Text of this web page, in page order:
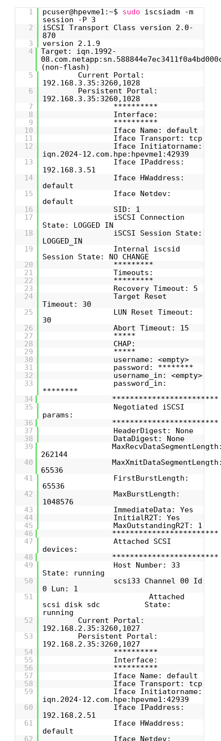
1 pcuser@hpevme1:~$ sudo
iscsiadm -m
session -P 3
2
iSCSI Transport Class version 2.0-
870
3
version 2.1.9
4
Target: iqn.1992-
(non-flash)
5
Current Portal:
192.168.3.35:3260,1028
6
Persistent Portal:
192.168.3.35:3260,1028
7
**********
8
Interface:
9
**********
10
Iface Name: default
11
Iface Transport: tcp
12
Iface Initiatorname:
iqn.2024-12.com.hpe:hpevme1:42939
13
Iface IPaddress:
192.168.3.51
14
Iface HWaddress:
default
15
Iface Netdev:
default
16
SID: 1
17
iSCSI Connection
State: LOGGED IN
18
iSCSI Session State:
LOGGED_IN
19
Internal iscsid
Session State: NO CHANGE
20
*********
21
Timeouts:
22
*********
23
Recovery Timeout: 5
24
Target Reset
Timeout: 30
25
LUN Reset Timeout:
30
26
Abort Timeout: 15
27
*****
28
CHAP:
29
*****
30
username: <empty>
31
password: ********
32
username_in: <empty>
33
password_in:
********
34
************************
35
Negotiated iSCSI
params:
36
************************
37
HeaderDigest: None
38
DataDigest: None
39
262144
40
65536
41
FirstBurstLength:
65536
42
MaxBurstLength:
1048576
43
ImmediateData: Yes
44
InitialR2T: Yes
45
MaxOutstandingR2T: 1
46
************************
47
Attached SCSI
devices:
48
************************
49
Host Number: 33
State: running
50
scsi33 Channel 00 Id
0 Lun: 1
51
Attached
scsi disk sdc State:
running
52
Current Portal:
192.168.2.35:3260,1027
53
Persistent Portal:
192.168.2.35:3260,1027
54
**********
55
Interface:
56
**********
57
Iface Name: default
58
Iface Transport: tcp
59
Iface Initiatorname:
iqn.2024-12.com.hpe:hpevme1:42939
60
Iface IPaddress:
192.168.2.51
61
Iface HWaddress:
default
62
Iface Netdev: